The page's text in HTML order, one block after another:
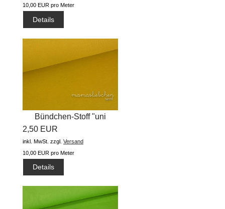
10,00 EUR pro Meter
Details
Bündchen-Stoff "uni
#senf"...
2,50 EUR
inkl. MwSt. zzgl. Versand
10,00 EUR pro Meter
Details